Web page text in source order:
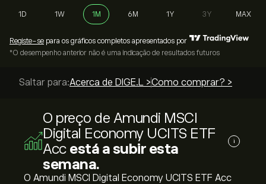
1D 1W 1M 6M 1Y 3Y MAX
Registe-se para os gráficos completos apresentados por
*O desempenho anterior não é uma indicação de resultados futuros
Saltar para:Acerca de DIGE.L >Como comprar? >
O preço de Amundi MSCI
Digital Economy UCITS ETF
Acc está a subir esta
semana.
i
O Amundi MSCI Digital Economy UCITS ETF Acc